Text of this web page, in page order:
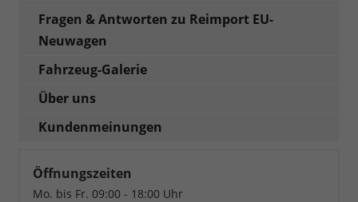
Fragen & Antworten zu Reimport EU-
Neuwagen
Fahrzeug-Galerie
Über uns
Kundenmeinungen
Öffnungszeiten
Mo. bis Fr. 09:00 - 18:00 Uhr